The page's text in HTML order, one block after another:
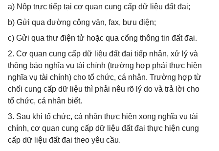
a) Nộp trực tiếp tại cơ quan cung cấp dữ liệu đất đai;
b) Gửi qua đường công văn, fax, bưu điện;
c) Gửi qua thư điện tử hoặc qua cổng thông tin đất đai.
2. Cơ quan cung cấp dữ liệu đất đai tiếp nhận, xử lý và
thông báo nghĩa vụ tài chính (trường hợp phải thực hiện
nghĩa vụ tài chính) cho tổ chức, cá nhân. Trường hợp từ
chối cung cấp dữ liệu thì phải nêu rõ lý do và trả lời cho
tổ chức, cá nhân biết.
3. Sau khi tổ chức, cá nhân thực hiện xong nghĩa vụ tài
chính, cơ quan cung cấp dữ liệu đất đai thực hiện cung
cấp dữ liệu đất đai theo yêu cầu.